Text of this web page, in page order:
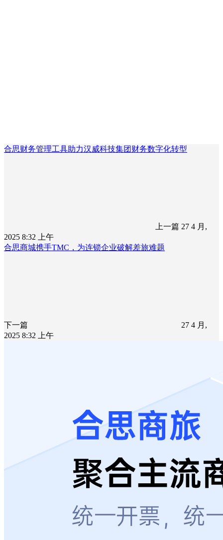
合思财务管理工具助力汉威科技集团财务数字化转型
上一篇 27 4 月,
2025 8:32 上午
合思商城携手TMC，为连锁企业破解差旅难题
下一篇
27 4 月,
2025 8:32 上午